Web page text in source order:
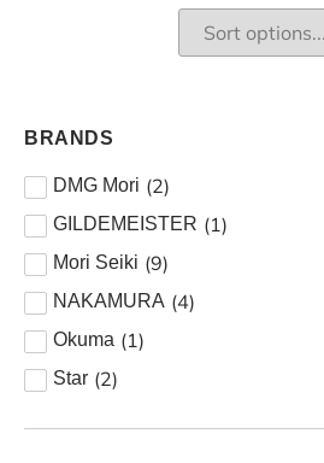
BRANDS
DMG Mori (2)
GILDEMEISTER (1)
Mori Seiki (9)
NAKAMURA (4)
Okuma (1)
Star (2)